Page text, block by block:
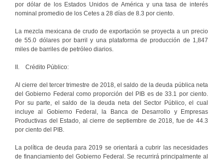
por dólar de los Estados Unidos de América y una tasa de interés
nominal promedio de los Cetes a 28 días de 8.3 por ciento.
La mezcla mexicana de crudo de exportación se proyecta a un precio
de 55.0 dólares por barril y una plataforma de producción de 1,847
miles de barriles de petróleo diarios.
II. Crédito Público:
Al cierre del tercer trimestre de 2018, el saldo de la deuda pública neta
del Gobierno Federal como proporción del PIB es de 33.1 por ciento.
Por su parte, el saldo de la deuda neta del Sector Público, el cual
incluye al Gobierno Federal, la Banca de Desarrollo y Empresas
Productivas del Estado, al cierre de septiembre de 2018, fue de 44.3
por ciento del PIB.
La política de deuda para 2019 se orientará a cubrir las necesidades
de financiamiento del Gobierno Federal. Se recurrirá principalmente al